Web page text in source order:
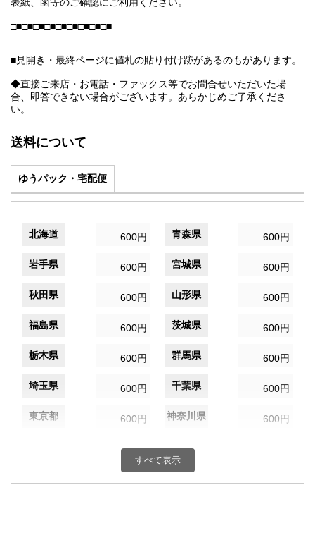
□■□■□■□■□■□■□■□■□■
■見開き・最終ページに値札の貼り付け跡があるのもがあります。
◆直接ご来店・お電話・ファックス等でお問合せいただいた場
合、即答できない場合がございます。あらかじめご了承くださ
い。
送料について
ゆうパック・宅配便
北海道 600円 青森県 600円
岩手県 600円 宮城県 600円
秋田県 600円 山形県 600円
福島県 600円 茨城県 600円
栃木県 600円 群馬県 600円
埼玉県 600円 千葉県 600円
東京都 600円 神奈川県 600円
600円 富山県
すべて表示